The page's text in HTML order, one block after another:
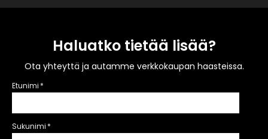
Haluatko tietää lisää?
Ota yhteyttä ja autamme verkkokaupan haasteissa.
Etunimi *
Sukunimi *